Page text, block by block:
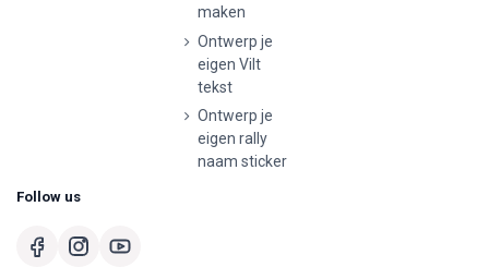
maken
Ontwerp je
eigen Vilt
tekst
Ontwerp je
eigen rally
naam sticker
Follow us